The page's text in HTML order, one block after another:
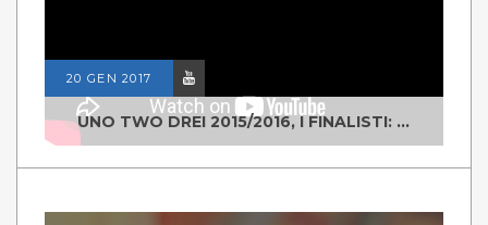
20 GEN 2017
UNO TWO DREI 2015/2016, I FINALISTI: CLASSE IV ALS ISTITUTO "DEGASPERI" BORGO VALSUGANA